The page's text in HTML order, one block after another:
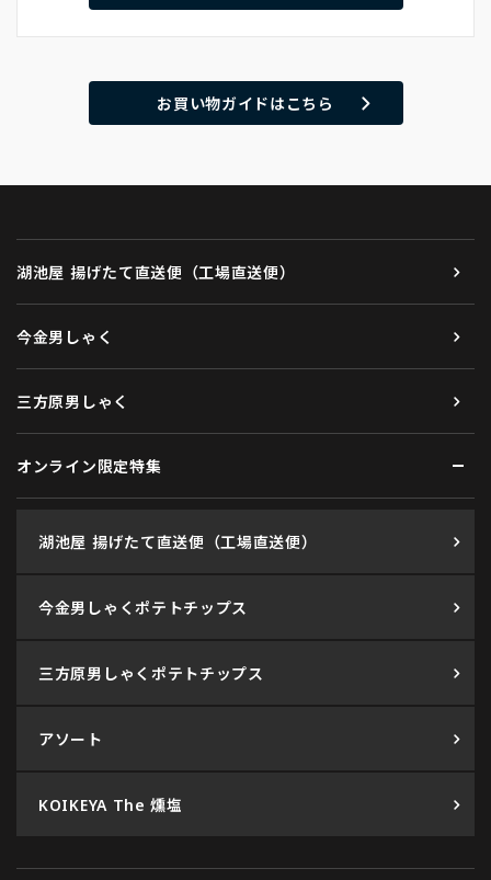
お買い物ガイドはこちら
湖池屋 揚げたて直送便（工場直送便）
今金男しゃく
三方原男しゃく
オンライン限定特集
湖池屋 揚げたて直送便（工場直送便）
今金男しゃくポテトチップス
三方原男しゃくポテトチップス
アソート
KOIKEYA The 燻塩